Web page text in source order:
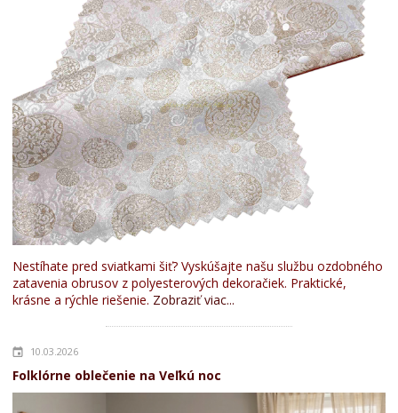
Nestíhate pred sviatkami šiť? Vyskúšajte našu službu ozdobného
zatavenia obrusov z polyesterových dekoračiek. Praktické,
krásne a rýchle riešenie. Zobraziť viac...
10.03.2026
Folklórne oblečenie na Veľkú noc